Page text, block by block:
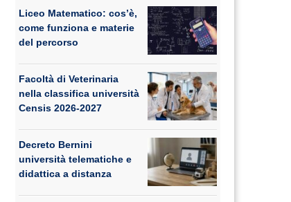
Liceo Matematico: cos’è,
come funziona e materie
del percorso
Facoltà di Veterinaria
nella classifica università
Censis 2026-2027
Decreto Bernini
università telematiche e
didattica a distanza